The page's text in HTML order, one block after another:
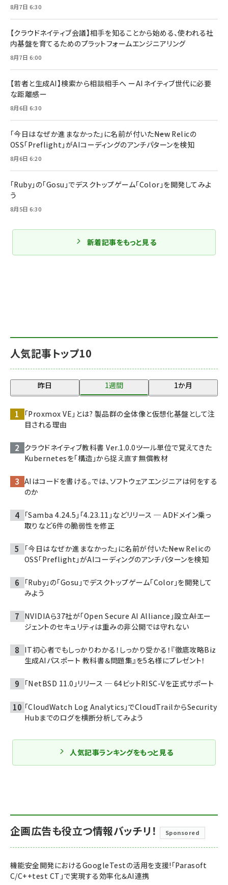
人気記事トップ10
昨日 1週間 1か月
「Proxmox VE」とは? 製品群の全体像と仮想化基盤として注
目される理由
クラウドネイティブ教科書 Ver.1.0.0――ツール単位で覚えてきた
Kubernetesを「構造」から捉え直す無償教材
AIはコードを書ける。では、ソフトウェアエンジニアは何をする
のか
「Samba 4.24.5」「4.23.11」などリリース ─ ADドメイン乗っ
取りなど6件の脆弱性を修正
「今日はなぜか進まなかった」に名前が付いた――New Relicの
OSS「Preflight」がAIコーディングのアンチパターンを検知
「Ruby」の「Gosu」でデスクトップゲーム「Color」を開発して
みよう
NVIDIAら37社が「Open Secure AI Alliance」設立――AIエー
ジェントのセキュリティは重みの非公開では守れない
IT初心者でもしっかりわかる！しっかり受かる！『徹底攻略Biz
生成AIパスポート 教科書＆問題集』を5名様にプレゼント！
「NetBSD 11.0」リリース ─ 64ビットRISC-Vを正式サポート
「CloudWatch Log Analytics」でCloudTrailからSecurity
Hubまでのログを横断分析してみよう
人気記事ランキングをもっと見る
8月7日 6:30
【クラウドネイティブ会議】相手を知ることから始める、使われる社
内基盤を育てるためのプラットフォームエンジニアリング
8月7日 6:00
【若者と生成AI】検索から相談相手へ ーAIネイティブ世代に必要
な距離感ー
8月6日 6:30
「今日はなぜか進まなかった」に名前が付いた――New Relicの
OSS「Preflight」がAIコーディングのアンチパターンを検知
8月6日 6:20
「Ruby」の「Gosu」でデスクトップゲーム「Color」を開発してみよ
う
8月5日 6:30
新着記事をもっと見る
企画広告も役立つ情報バッチリ！ Sponsored
機能安全開発におけるGoogleTestの活用を支援!「Parasoft
C/C++test CT」で実現する効率化＆AI連携